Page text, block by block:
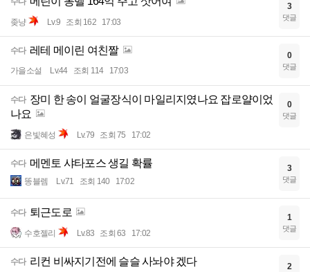
좆냥 Lv.9 조회 162 17:03
3
댓글
수다 레테 메이린 여친짤
가을소설 Lv.44 조회 114 17:03
0
댓글
수다 장미 한 송이 얼굴장식이 마일리지였나요 잡로얄이었
나요
은빛혜성 Lv.79 조회 75 17:02
0
댓글
수다 메멘토 샤타포스 생길 확률
똥블렘 Lv.71 조회 140 17:02
3
댓글
수다 퇴근도로
수호젤리 Lv.83 조회 63 17:02
1
댓글
수다 리컨 비싸지기전에 슬슬 사놔야 겠다 2